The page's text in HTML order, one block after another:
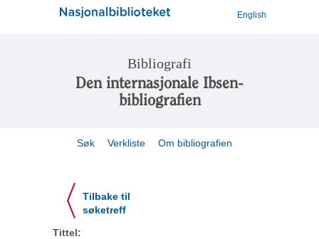
English
Bibliografi
Den internasjonale Ibsen-
bibliografien
Søk Verkliste Om bibliografien
Tilbake til
søketreff
Tittel: